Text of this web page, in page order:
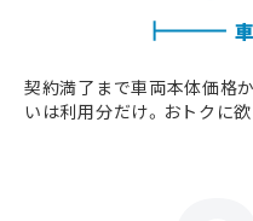
契約満了まで車両本体価格
いは利用分だけ。おトクに